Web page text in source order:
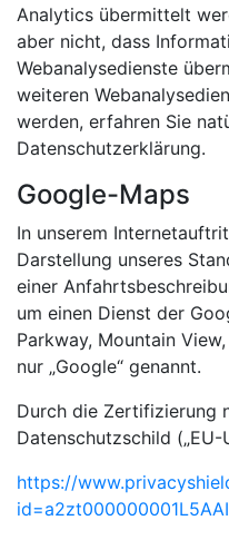
Analytics übermittelt
aber nicht, dass
Webanalysedienste
weiteren
werden, erfahren Sie
Datenschutzerklärung.
Google-Maps
In unserem
Darstellung unseres
einer
um einen Dienst der
Parkway, Mountain
nur „Google“ genannt.
Durch die Zertifizierung
Datenschutzschild („EU-
https://